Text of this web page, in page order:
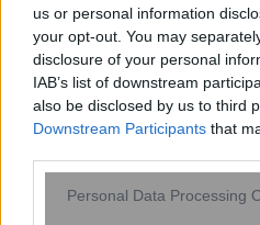
us or personal information
your opt-out. You may
disclosure of your personal
IAB’s list of downstream
also be disclosed by us to third
Downstream Participants that
Please note that this website/
Personal Data Processing